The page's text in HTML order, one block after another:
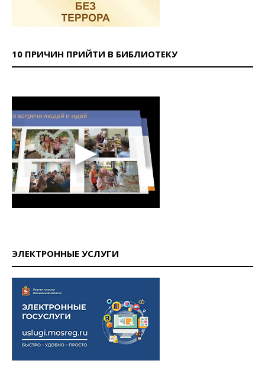
10 ПРИЧИН ПРИЙТИ В БИБЛИОТЕКУ
ЭЛЕКТРОННЫЕ УСЛУГИ